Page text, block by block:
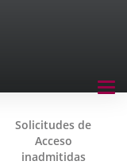
Solicitudes de
Acceso
inadmitidas